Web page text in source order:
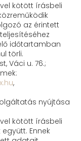
kötött írásbeli
az érintett
időtartamban
törli.
Váci u. 76.;
,
nyújtása
kötött írásbeli
Ennek